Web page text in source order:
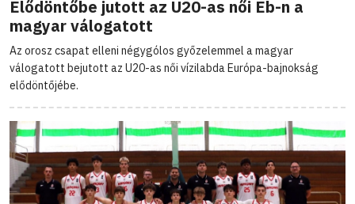
Elődöntőbe jutott az U20-as női Eb-n a
magyar válogatott
Az orosz csapat elleni négygólos győzelemmel a magyar
válogatott bejutott az U20-as női vízilabda Európa-bajnokság
elődöntőjébe.